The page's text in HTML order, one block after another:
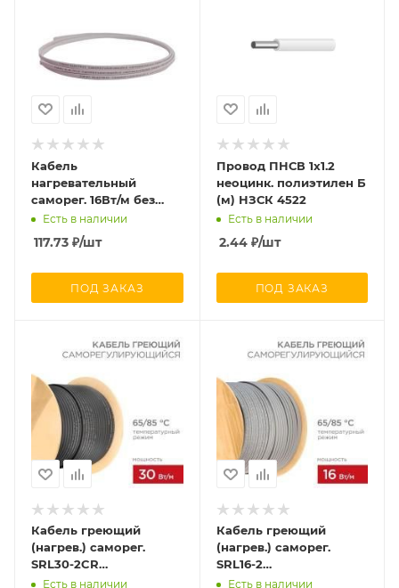
Кабель
нагревательный
саморег. 16Вт/м без
экрана термопласт
(300м) TOKOV
ELECTRIC TKE-SRM-16-2
Есть в наличии
117.73 ₽/шт
ПОД ЗАКАЗ
Провод ПНСВ 1х1.2
неоцинк. полиэтилен Б
(м) НЗСК 4522
Есть в наличии
2.44₽/шт
ПОД ЗАКАЗ
Кабель греющий
(нагрев.) саморег.
SRL30-2CR
экранированный 30Вт/
Есть в наличии
Кабель греющий
(нагрев.) саморег.
SRL16-2
неэкранированный
Есть в наличии